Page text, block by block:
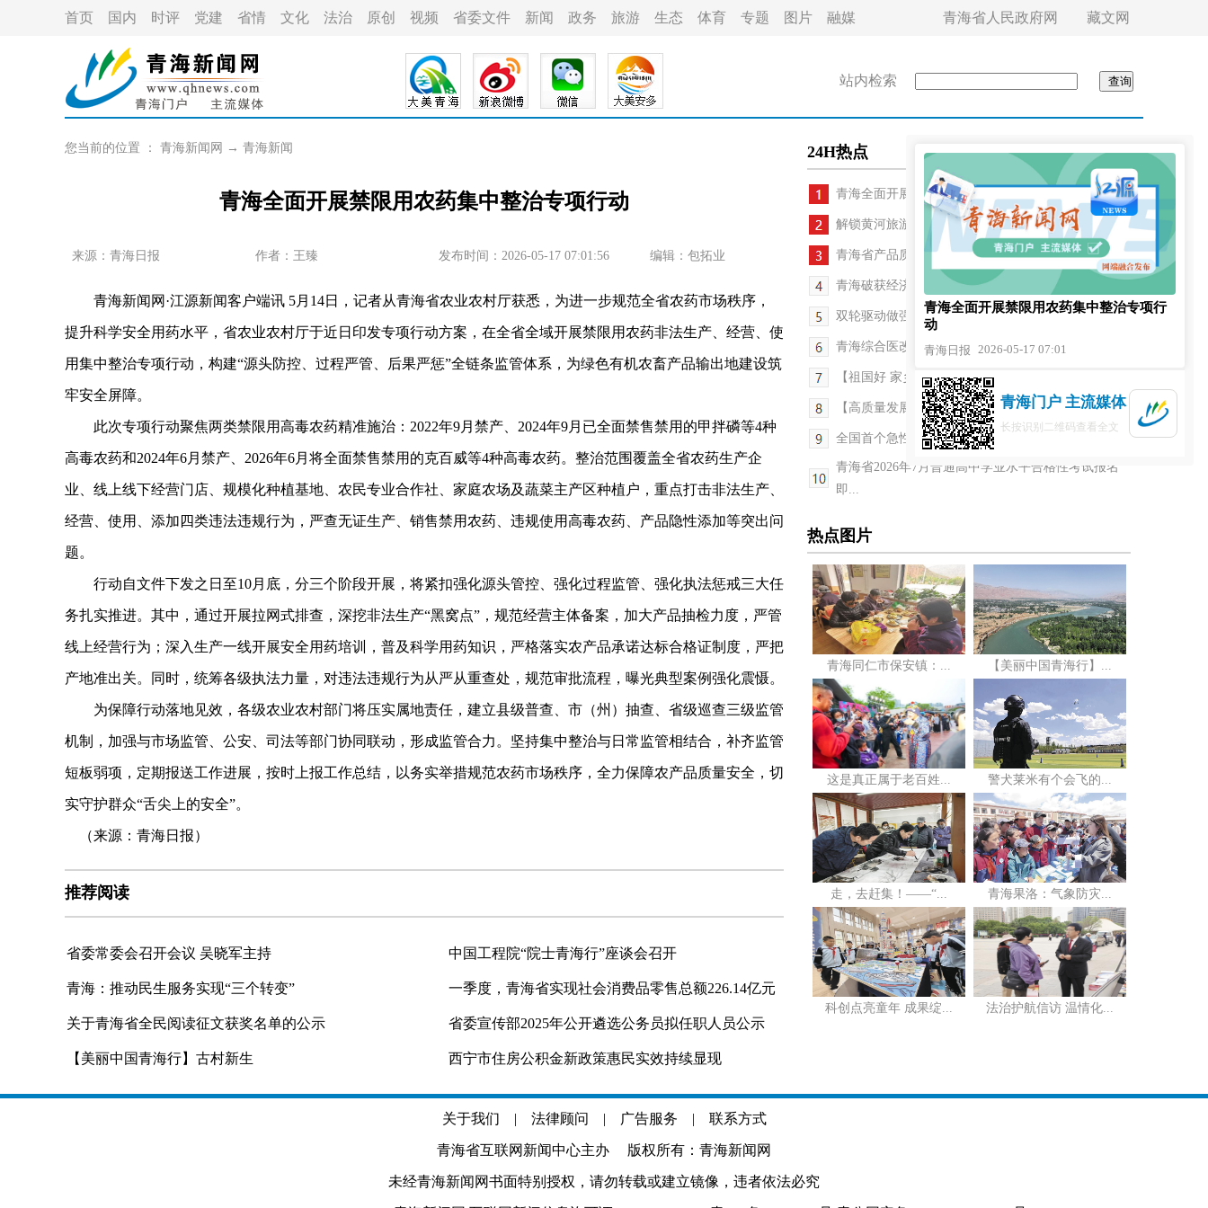
首页 国内 时评 党建 省情 文化 法治 原创 视频 省委文件 新闻 政务 旅游 生态 体育 专题 图片 融媒 青海省人民政府网 藏文网
站内检索
您当前的位置 ： 青海新闻网 → 青海新闻
青海全面开展禁限用农药集中整治专项行动
来源：青海日报 作者： 王臻 发布时间：2026-05-17 07:01:56 编辑：包拓业
青海新闻网·江源新闻客户端讯 5月14日，记者从青海省农业农村厅获悉，为进一步规范全省农药市场秩序，
提升科学安全用药水平，省农业农村厅于近日印发专项行动方案，在全省全域开展禁限用农药非法生产、经营、使
用集中整治专项行动，构建“源头防控、过程严管、后果严惩”全链条监管体系，为绿色有机农畜产品输出地建设筑
牢安全屏障。
此次专项行动聚焦两类禁限用高毒农药精准施治：2022年9月禁产、2024年9月已全面禁售禁用的甲拌磷等4种
高毒农药和2024年6月禁产、2026年6月将全面禁售禁用的克百威等4种高毒农药。整治范围覆盖全省农药生产企
业、线上线下经营门店、规模化种植基地、农民专业合作社、家庭农场及蔬菜主产区种植户，重点打击非法生产、
经营、使用、添加四类违法违规行为，严查无证生产、销售禁用农药、违规使用高毒农药、产品隐性添加等突出问
题。
行动自文件下发之日至10月底，分三个阶段开展，将紧扣强化源头管控、强化过程监管、强化执法惩戒三大任
务扎实推进。其中，通过开展拉网式排查，深挖非法生产“黑窝点”，规范经营主体备案，加大产品抽检力度，严管
线上经营行为；深入生产一线开展安全用药培训，普及科学用药知识，严格落实农产品承诺达标合格证制度，严把
产地准出关。同时，统筹各级执法力量，对违法违规行为从严从重查处，规范审批流程，曝光典型案例强化震慑。
为保障行动落地见效，各级农业农村部门将压实属地责任，建立县级普查、市（州）抽查、省级巡查三级监管
机制，加强与市场监管、公安、司法等部门协同联动，形成监管合力。坚持集中整治与日常监管相结合，补齐监管
短板弱项，定期报送工作进展，按时上报工作总结，以务实举措规范农药市场秩序，全力保障农产品质量安全，切
实守护群众“舌尖上的安全”。
（来源：青海日报）
推荐阅读
省委常委会召开会议 吴晓军主持 中国工程院“院士青海行”座谈会召开
青海：推动民生服务实现“三个转变” 一季度，青海省实现社会消费品零售总额226.14亿元
关于青海省全民阅读征文获奖名单的公示 省委宣传部2025年公开遴选公务员拟任职人员公示
【美丽中国青海行】古村新生 西宁市住房公积金新政策惠民实效持续显现
24H热点
青海全面开展禁限用农药集中整治专项行动
解锁黄河旅游新体验 尖扎首个低空文旅项目落地
青海省产品质量检验检测院全面启动2026年度省级食...
青海破获经济犯罪案件400余起
双轮驱动做强“青字号”品牌知识产权
青海综合医改取得新进展
【祖国好 家乡美】彩线绣乡韵 指尖促共富
【高质量发展调研行——世界盐湖·青海答卷】甘河园...
全国首个急性高原病救治中心建设规范发布
青海省2026年7月普通高中学业水平合格性考试报名
即...
热点图片
青海同仁市保安镇：... 【美丽中国青海行】...
这是真正属于老百姓... 警犬莱米有个会飞的...
走，去赶集！——“... 青海果洛：气象防灾...
科创点亮童年 成果绽... 法治护航信访 温情化...
关于我们 | 法律顾问 | 广告服务 | 联系方式
青海省互联网新闻中心主办 版权所有：青海新闻网
未经青海新闻网书面特别授权，请勿转载或建立镜像，违者依法必究
青海全面开展禁限用农药集中整治专项行
动
青海日报 2026-05-17 07:01
青海门户 主流媒体
长按识别二维码查看全文